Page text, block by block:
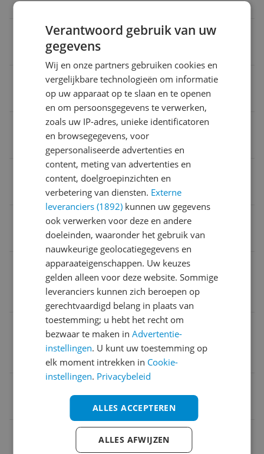
Aantal artikelen in verpakking
Adres verantwoordelijke marktdeelnemer in de EU
Type haaraccessoire
Kleur steen
Naam verantwoordelijke marktdeelnemer in de EU
E-mailadres verantwoordelijke marktdeelnemer in
Telefoonnummer verantwoordelijke
marktdeelnemer in de EU
Productinformatie
Verantwoord gebruik van uw
gegevens
Wij en onze partners gebruiken cookies en
vergelijkbare technologieën om informatie
op uw apparaat op te slaan en te openen
en om persoonsgegevens te verwerken,
zoals uw IP-adres, unieke identificatoren
en browsegegevens, voor
gepersonaliseerde advertenties en
content, meting van advertenties en
content, doelgroepinzichten en
verbetering van diensten. Externe
leveranciers (1892) kunnen uw gegevens
ook verwerken voor deze en andere
doeleinden, waaronder het gebruik van
nauwkeurige geolocatiegegevens en
apparaateigenschappen. Uw keuzes
gelden alleen voor deze website. Sommige
leveranciers kunnen zich beroepen op
gerechtvaardigd belang in plaats van
toestemming; u hebt het recht om
bezwaar te maken inAdvertentie-
instellingen. U kunt uw toestemming op
elk moment intrekken in Cookie-
instellingen. Privacybeleid
ALLES ACCEPTEREN
ALLES AFWIJZEN